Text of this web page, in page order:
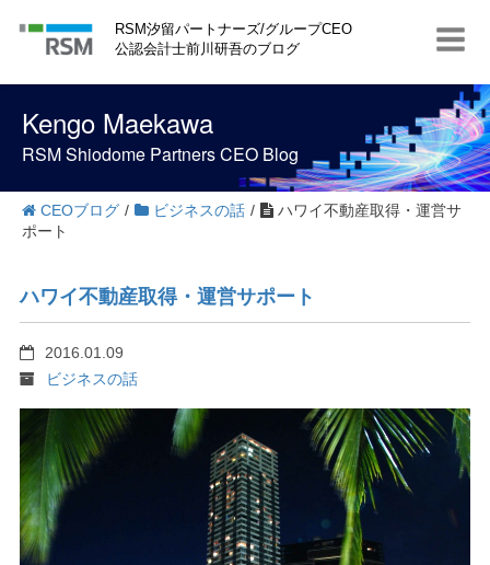
t
RSM汐留パートナーズ/グループCEO
公認会計士前川研吾のブログ
Kengo Maekawa
RSM Shiodome Partners CEO Blog
CEOブログ / ビジネスの話 /
ハワイ不動産取得・運営サ
ポート
ハワイ不動産取得・運営サポート
2016.01.09
ビジネスの話